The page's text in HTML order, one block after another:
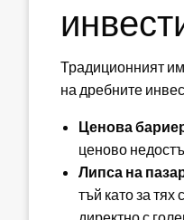
Традиционният
на дребните
Ценова
ценово
Липса на
тъй като за